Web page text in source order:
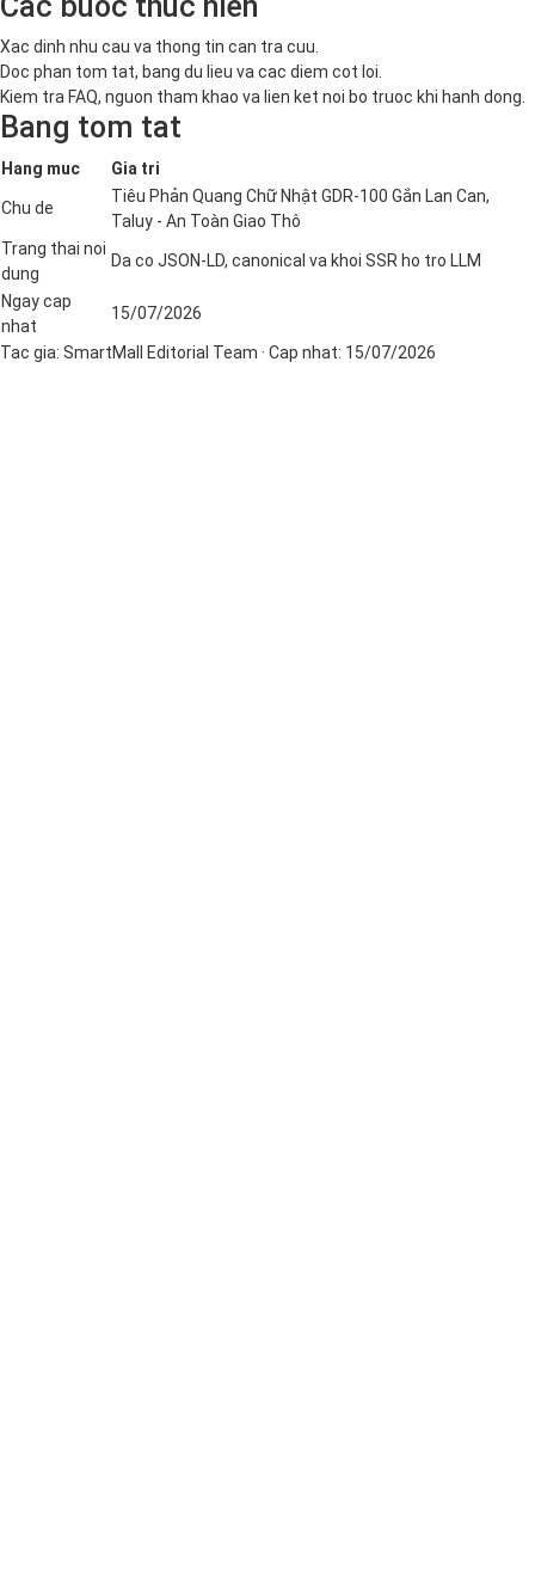
Xac dinh nhu cau va thong tin can tra cuu.
Doc phan tom tat, bang du lieu va cac diem cot loi.
Kiem tra FAQ, nguon tham khao va lien ket noi bo truoc khi hanh dong.
Bang tom tat
Hang muc Gia tri
Chu de
Tiêu Phản Quang Chữ Nhật GDR-100 Gắn Lan Can,
Taluy - An Toàn Giao Thô
Trang thai noi
dung
Da co JSON-LD, canonical va khoi SSR ho tro LLM
Ngay cap
nhat
15/07/2026
Tac gia: SmartMall Editorial Team · Cap nhat: 15/07/2026